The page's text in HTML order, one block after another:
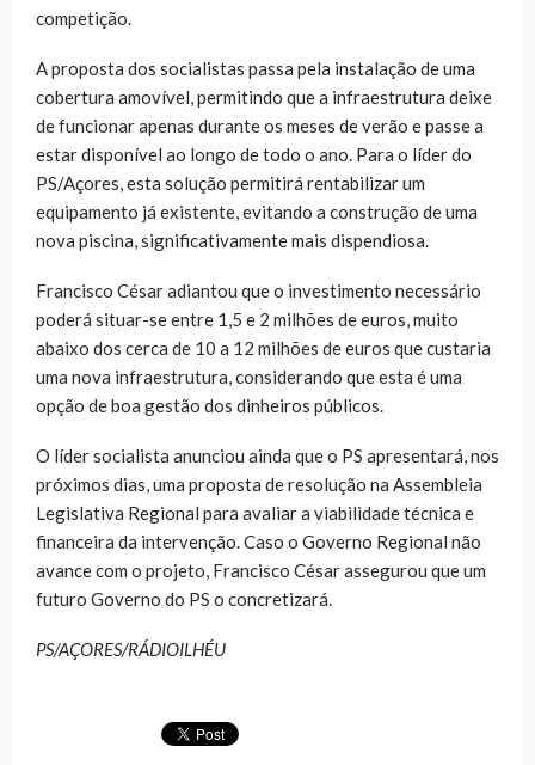
competição.
A proposta dos socialistas passa pela instalação de uma
cobertura amovível, permitindo que a infraestrutura deixe
de funcionar apenas durante os meses de verão e passe a
estar disponível ao longo de todo o ano. Para o líder do
PS/Açores, esta solução permitirá rentabilizar um
equipamento já existente, evitando a construção de uma
nova piscina, significativamente mais dispendiosa.
Francisco César adiantou que o investimento necessário
poderá situar-se entre 1,5 e 2 milhões de euros, muito
abaixo dos cerca de 10 a 12 milhões de euros que custaria
uma nova infraestrutura, considerando que esta é uma
opção de boa gestão dos dinheiros públicos.
O líder socialista anunciou ainda que o PS apresentará, nos
próximos dias, uma proposta de resolução na Assembleia
Legislativa Regional para avaliar a viabilidade técnica e
financeira da intervenção. Caso o Governo Regional não
avance com o projeto, Francisco César assegurou que um
futuro Governo do PS o concretizará.
PS/AÇORES/RÁDIOILHÉU